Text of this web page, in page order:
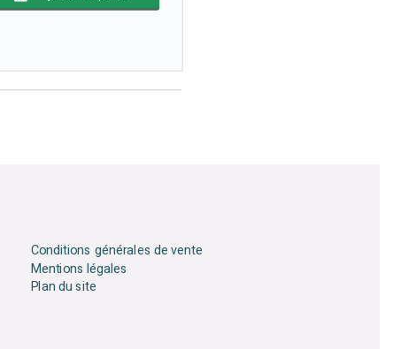
Conditions générales de vente
Mentions légales
Plan du site